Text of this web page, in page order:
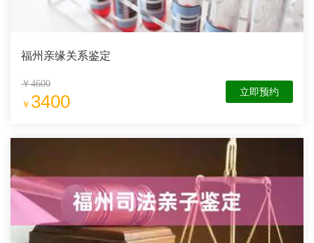
福州亲缘关系鉴定
￥4600
￥ 3400 立即预约